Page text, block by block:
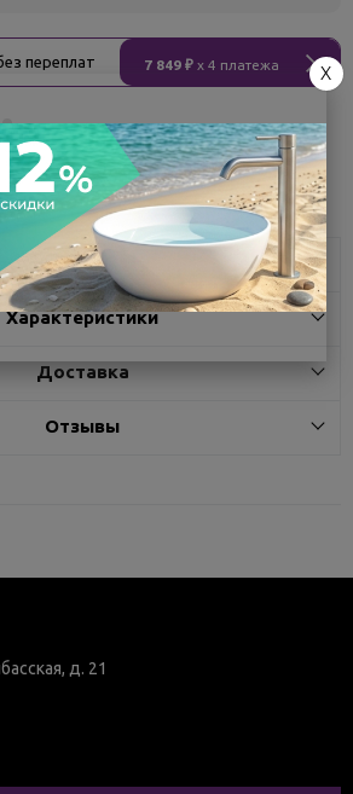
переплат 7 849 ₽ x 4 платежа
Поделиться
Описание
Характеристики
Доставка
Отзывы
д. 21
X